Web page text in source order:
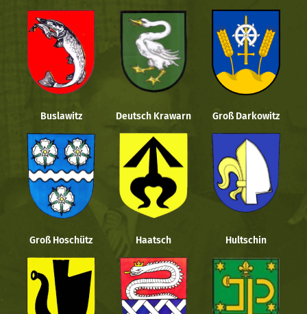
Buslawitz Deutsch Krawarn Groß Darkowitz
Groß Hoschütz Haatsch Hultschin